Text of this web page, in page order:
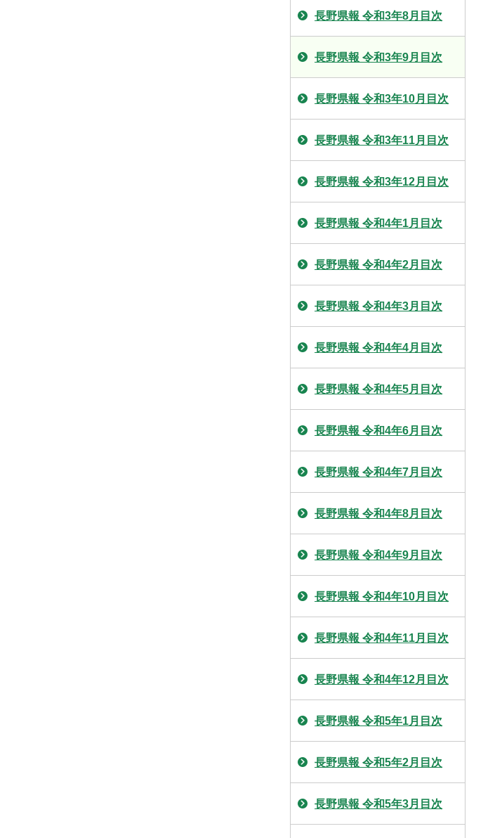
長野県報 令和3年8月目次
長野県報 令和3年9月目次
長野県報 令和3年10月目次
長野県報 令和3年11月目次
長野県報 令和3年12月目次
長野県報 令和4年1月目次
長野県報 令和4年2月目次
長野県報 令和4年3月目次
長野県報 令和4年4月目次
長野県報 令和4年5月目次
長野県報 令和4年6月目次
長野県報 令和4年7月目次
長野県報 令和4年8月目次
長野県報 令和4年9月目次
長野県報 令和4年10月目次
長野県報 令和4年11月目次
長野県報 令和4年12月目次
長野県報 令和5年1月目次
長野県報 令和5年2月目次
長野県報 令和5年3月目次